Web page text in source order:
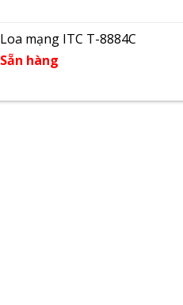
Loa mạng ITC T-8884C
Sẵn hàng